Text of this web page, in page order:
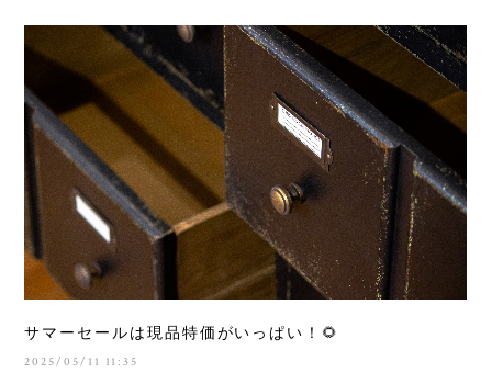
サマーセールは現品特価がいっぱい！🌻
2025/05/11 11:35